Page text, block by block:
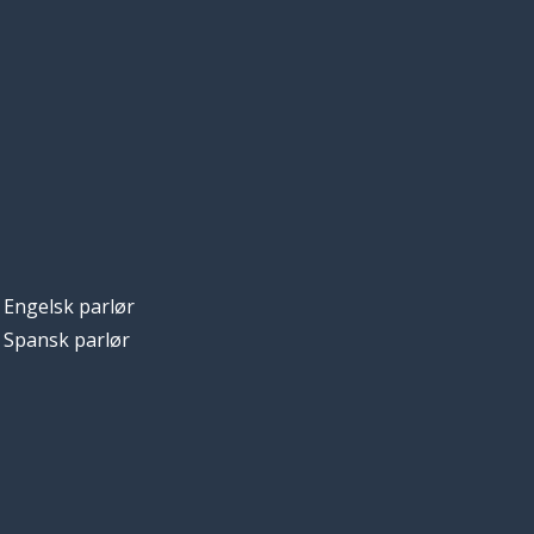
Engelsk parlør
Spansk parlør